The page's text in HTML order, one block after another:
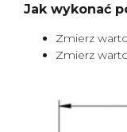
Jak wykonać
Zmierz
Zmierz